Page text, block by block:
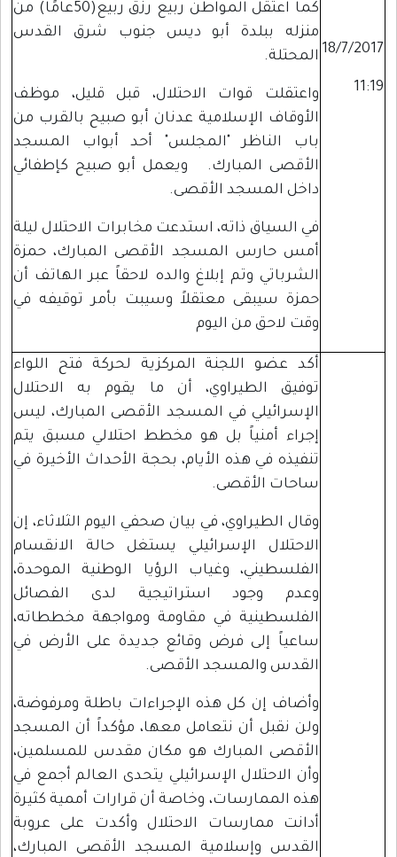
18/7/2017
11:19
كما اعتقل المواطن ربيع رزق ربيع(50عامًا) من
منزله ببلدة أبو ديس جنوب شرق القدس
المحتلة.
واعتقلت قوات الاحتلال، قبل قليل، موظف
الأوقاف الإسلامية عدنان أبو صبيح بالقرب من
باب الناظر "المجلس" أحد أبواب المسجد
الأقصى المبارك. ويعمل أبو صبيح كإطفائي
داخل المسجد الأقصى.
في السياق ذاته، استدعت مخابرات الاحتلال ليلة
أمس حارس المسجد الأقصى المبارك، حمزة
الشرباتي وتم إبلاغ والده لاحقاً عبر الهاتف أن
حمزة سيبقى معتقلاً وسيبت بأمر توقيفه في
وقت لاحق من اليوم
أكد عضو اللجنة المركزية لحركة فتح اللواء
توفيق الطيراوي، أن ما يقوم به الاحتلال
الإسرائيلي في المسجد الأقصى المبارك، ليس
إجراء أمنياً بل هو مخطط احتلالي مسبق يتم
تنفيذه في هذه الأيام، بحجة الأحداث الأخيرة في
ساحات الأقصى.
وقال الطيراوي، في بيان صحفي اليوم الثلاثاء، إن
الاحتلال الإسرائيلي يستغل حالة الانقسام
الفلسطيني، وغياب الرؤيا الوطنية الموحدة،
وعدم وجود استراتيجية لدى الفصائل
الفلسطينية في مقاومة ومواجهة مخططاته،
ساعياً إلى فرض وقائع جديدة على الأرض في
القدس والمسجد الأقصى.
وأضاف إن كل هذه الإجراءات باطلة ومرفوضة،
ولن نقبل أن نتعامل معها، مؤكداً أن المسجد
الأقصى المبارك هو مكان مقدس للمسلمين،
وأن الاحتلال الإسرائيلي يتحدى العالم أجمع في
هذه الممارسات، وخاصة أن قرارات أممية كثيرة
أدانت ممارسات الاحتلال وأكدت على عروبة
القدس وإسلامية المسجد الأقصى المبارك،